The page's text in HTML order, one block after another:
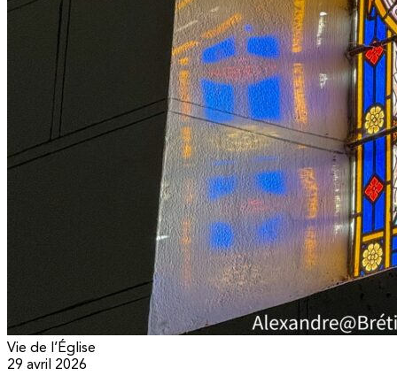
Vie de l’Église
29 avril 2026